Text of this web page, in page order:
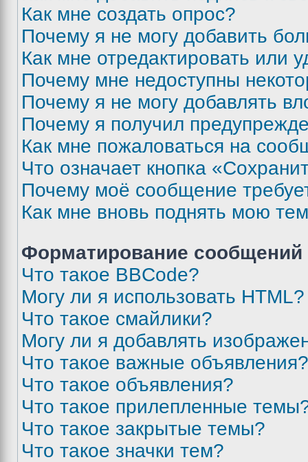
Как мне создать опрос?
Почему я не могу добавить
Как мне отредактировать или
Почему мне недоступны
Почему я не могу добавлять
Почему я получил
Как мне пожаловаться на
Что означает кнопка
Почему моё сообщение
Как мне вновь поднять мою
Форматирование
Что такое BBCode?
Могу ли я использовать HTML?
Что такое смайлики?
Могу ли я добавлять
Что такое важные объявления?
Что такое объявления?
Что такое прилепленные
Что такое закрытые темы?
Что такое значки тем?